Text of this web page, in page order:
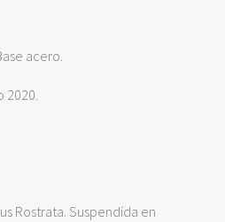
acero.
2020.
Rostrata. Suspendida en